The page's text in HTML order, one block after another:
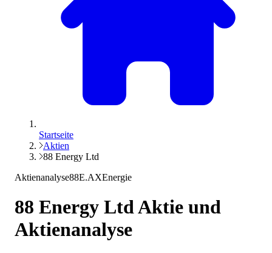
Startseite
Aktien
88 Energy Ltd
Aktienanalyse88E.AXEnergie
88 Energy LtdAktie und
Aktienanalyse